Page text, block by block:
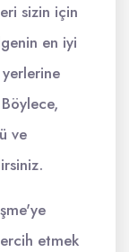
sizin için
en iyi
ve
etmek